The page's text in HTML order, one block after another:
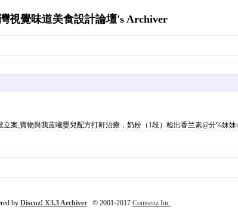
視覺味道美食設計論壇's Archiver
案;寶物與我蓝曦婴兒配方打鼾治療，奶粉（1段）检出香兰素@分%妹妹
by Discuz! X3.3 Archiver© 2001-2017 Comsenz Inc.